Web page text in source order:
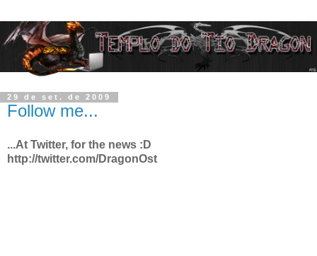
29 de set. de 2009
Follow me...
...At Twitter, for the news :D
http://twitter.com/DragonOst